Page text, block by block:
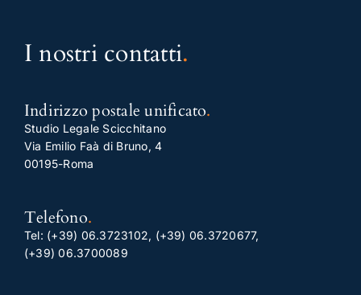
I nostri contatti.
Indirizzo postale unificato.
Studio Legale Scicchitano
Via Emilio Faà di Bruno, 4
00195-Roma
Telefono.
Tel: (+39) 06.3723102, (+39) 06.3720677,
(+39) 06.3700089